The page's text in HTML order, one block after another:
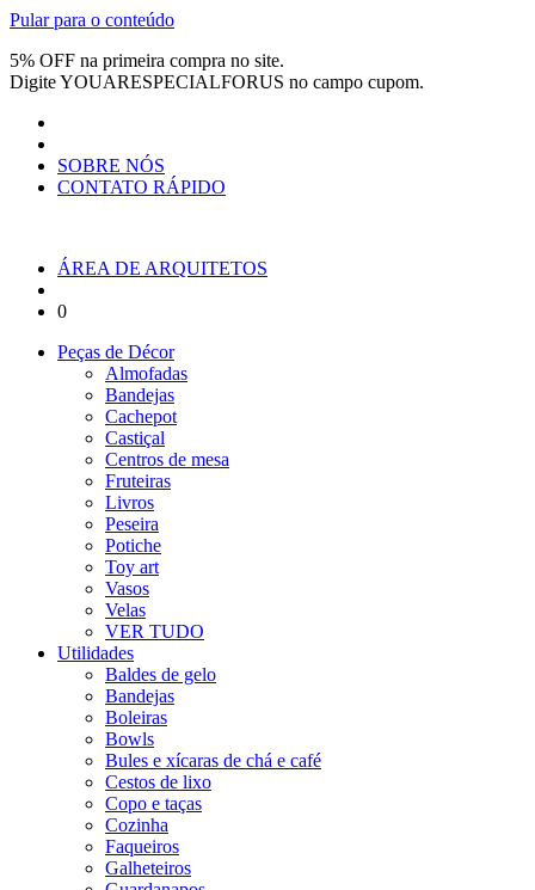
Pular para o conteúdo
5% OFF na primeira compra no site.
DigiteYOUARESPECIALFORUS no campo cupom.
SOBRE NÓS
CONTATO RÁPIDO
ÁREA DE ARQUITETOS
0
Peças de Décor
Almofadas
Bandejas
Cachepot
Castiçal
Centros de mesa
Fruteiras
Livros
Peseira
Potiche
Toy art
Vasos
Velas
VER TUDO
Utilidades
Baldes de gelo
Bandejas
Boleiras
Bowls
Bules e xícaras de chá e café
Cestos de lixo
Copo e taças
Cozinha
Faqueiros
Galheteiros